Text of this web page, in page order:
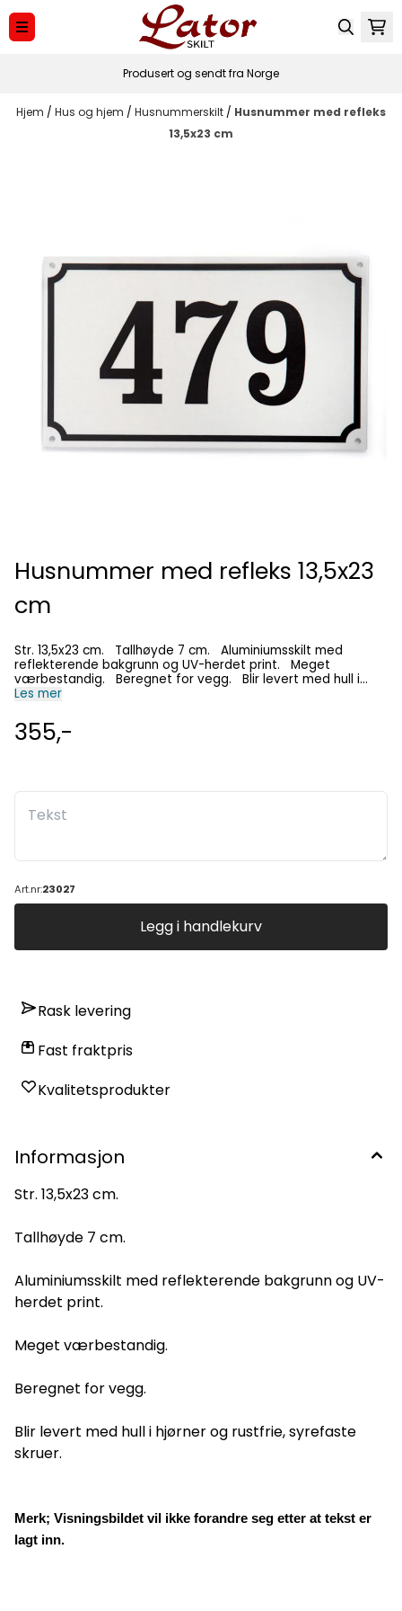
Hopp til innhold
Produsert og sendt fra Norge
Hjem / Hus og hjem / Husnummerskilt / Husnummer med refleks
13,5x23 cm
Husnummer med refleks 13,5x23
cm
Str. 13,5x23 cm. Tallhøyde 7 cm. Aluminiumsskilt med
reflekterende bakgrunn og UV-herdet print. Meget
værbestandig. Beregnet for vegg. Blir levert med hull i
hjørner og rustfrie, syrefaste skruer. Merk; Visningsbildet vil
Les mer
355,-
Art.nr:23027
Legg i handlekurv
Rask levering
Fast fraktpris
Kvalitetsprodukter
Informasjon
Str. 13,5x23 cm.
Tallhøyde 7 cm.
Aluminiumsskilt med reflekterende bakgrunn og UV-
herdet print.
Meget værbestandig.
Beregnet for vegg.
Blir levert med hull i hjørner og rustfrie, syrefaste
skruer.
Merk; Visningsbildet vil ikke forandre seg etter at tekst er
lagt inn.